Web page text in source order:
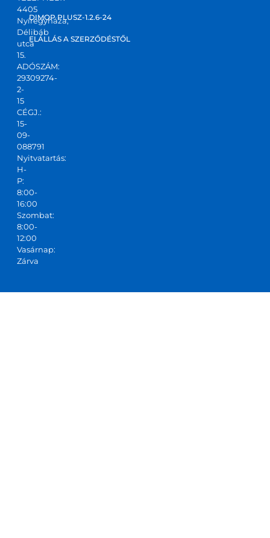
4405
Nyíregyháza,
Délibáb
utca
15.
ADÓSZÁM:
29309274-
2-
15
CÉGJ.:
15-
09-
088791
Nyitvatartás:
H-
P:
8:00-
16:00
Szombat:
8:00-
12:00
Vasárnap:
Zárva
DIMOP PLUSZ-1.2.6-24
ELÁLLÁS A SZERZŐDÉSTŐL